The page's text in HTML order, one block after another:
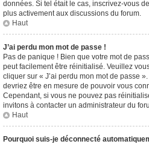
données. Si tel était le cas, inscrivez-vous
plus activement aux discussions du forum.
Haut
J’ai perdu mon mot de passe !
Pas de panique ! Bien que votre mot de
peut facilement être réinitialisé. Veuillez
cliquer sur « J’ai perdu mon mot de passe
devriez être en mesure de pouvoir vous
Cependant, si vous ne pouvez pas
invitons à contacter un administrateur du
Haut
Pourquoi suis-je déconnecté